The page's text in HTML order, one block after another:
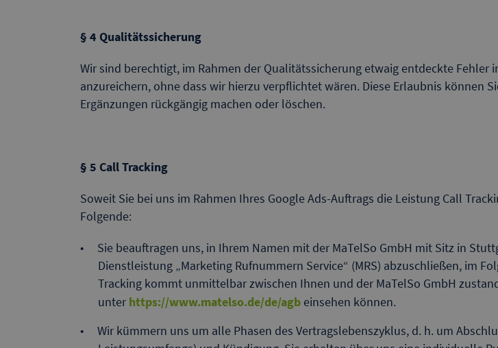
§ 4 Qualitätssicherung
Wir sind berechtigt, im Rahmen der Qualitätssicherung etwaig entdeckte
anzureichern, ohne dass wir hierzu verpflichtet wären. Diese Erlaubnis können
Ergänzungen rückgängig machen oder löschen.
§ 5 Call Tracking
Soweit Sie bei uns im Rahmen Ihres Google Ads-Auftrags die Leistung Call
Folgende:
Sie beauftragen uns, in Ihrem Namen mit der MaTelSo GmbH mit Sitz in
Dienstleistung „Marketing Rufnummern Service“ (MRS) abzuschließen, im
Tracking kommt unmittelbar zwischen Ihnen und der MaTelSo GmbH
unter https://www.matelso.de/de/agb einsehen können.
Wir kümmern uns um alle Phasen des Vertragslebenszyklus, d. h. um